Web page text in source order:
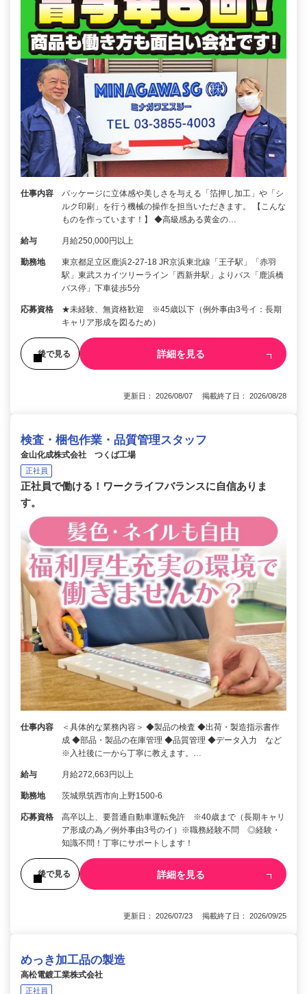
仕事内容
パッケージに立体感や美しさを与える「箔押し加工」や「シ
ルク印刷」を行う機械の操作を担当いただきます。 【こんな
ものを作っています！】 ◆高級感ある黄金の…
給与 月給250,000円以上
勤務地
東京都足立区鹿浜2-27-18 JR京浜東北線「王子駅」「赤羽
駅」東武スカイツリーライン「西新井駅」よりバス「鹿浜橋
バス停」下車徒歩5分
応募資格
★未経験、無資格歓迎 ※45歳以下（例外事由3号イ：長期
キャリア形成を図るため）
後で見る 詳細を見る
更新日： 2026/08/07 掲載終了日： 2026/08/28
検査・梱包作業・品質管理スタッフ
金山化成株式会社 つくば工場
正社員
正社員で働ける！ワークライフバランスに自信ありま
す。
仕事内容
＜具体的な業務内容＞ ◆製品の検査 ◆出荷・製造指示書作
成 ◆部品・製品の在庫管理 ◆品質管理 ◆データ入力 など
※入社後に一から丁寧に教えます。…
給与 月給272,663円以上
勤務地 茨城県筑西市向上野1500-6
応募資格
高卒以上、要普通自動車運転免許 ※40歳まで（長期キャリ
ア形成の為／例外事由3号のイ）※職務経験不問 ◎経験・
知識不問！丁寧にサポートします！
後で見る 詳細を見る
更新日： 2026/07/23 掲載終了日： 2026/09/25
めっき加工品の製造
高松電鍍工業株式会社
正社員